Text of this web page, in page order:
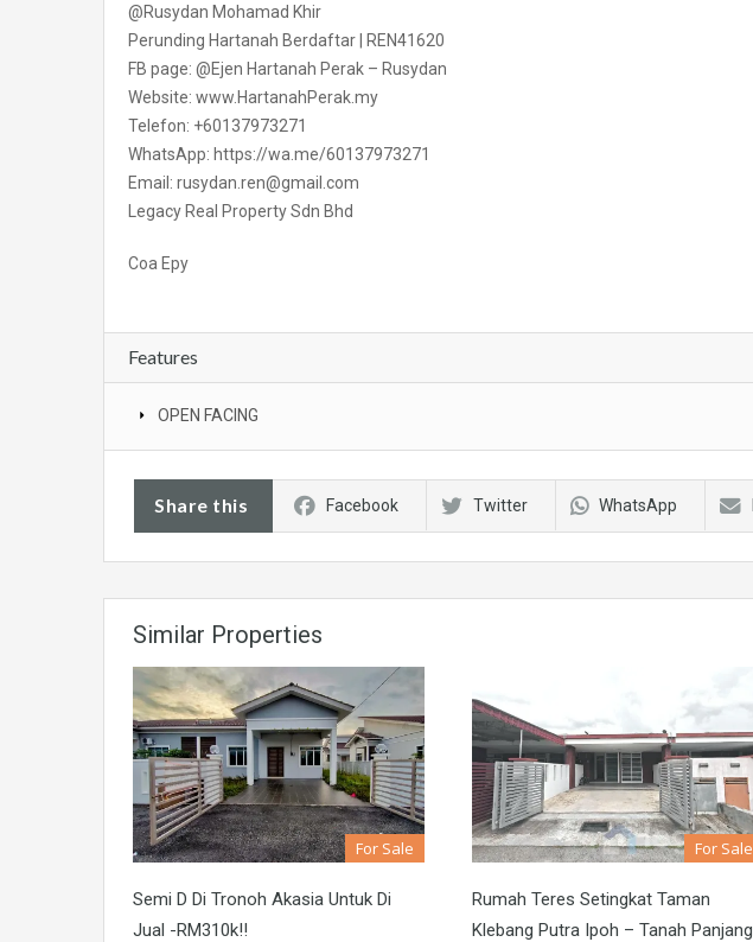
@Rusydan Mohamad Khir
Perunding Hartanah Berdaftar | REN41620
FB page: @Ejen Hartanah Perak – Rusydan
Website: www.HartanahPerak.my
Telefon: +60137973271
WhatsApp: https://wa.me/60137973271
Email: rusydan.ren@gmail.com
Legacy Real Property Sdn Bhd
Coa Epy
Features
OPEN FACING
Share this Facebook Twitter WhatsApp
Similar Properties
For Sale
Semi D Di Tronoh Akasia Untuk Di
Jual -RM310k!!
For Sale
Rumah Teres Setingkat Taman
Klebang Putra Ipoh – Tanah Panjang